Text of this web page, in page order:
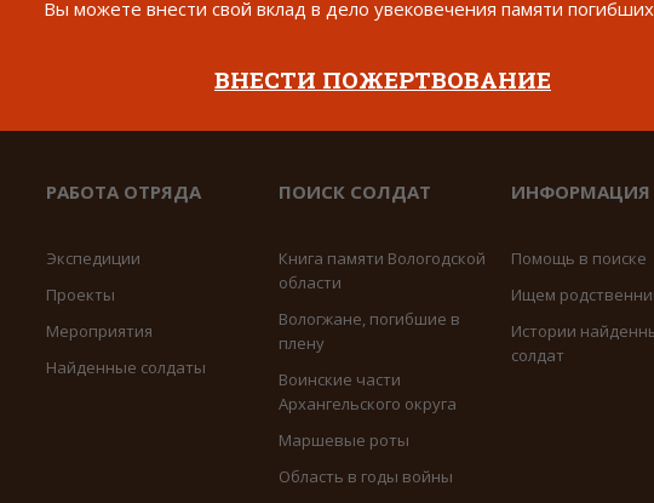
Вы можете внести свой вклад в дело увековечения памяти
ВНЕСТИ ПОЖЕРТВОВАНИЕ
РАБОТА ОТРЯДА
Экспедиции
Проекты
Мероприятия
Найденные солдаты
ПОИСК СОЛДАТ
Книга памяти Вологодской
области
Вологжане, погибшие в
плену
Воинские части
Архангельского округа
Маршевые роты
Область в годы войны
ИНФОРМАЦИЯ
Помощь в поиске
Ищем
Истории
солдат